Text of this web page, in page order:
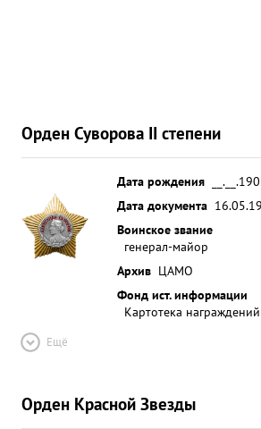
Орден Суворова II степени
Дата рождения
Дата документа
Воинское звание
генерал-майор
Архив ЦАМО
Фонд ист. информации
Картотека награждений
Ещё
Орден Красной Звезды